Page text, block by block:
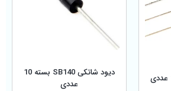
دیود شاتکی SB140 بسته 10
عددی